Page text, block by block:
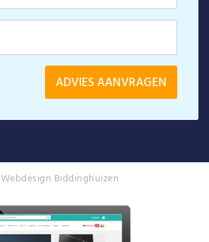
Webdesign Biddinghuizen